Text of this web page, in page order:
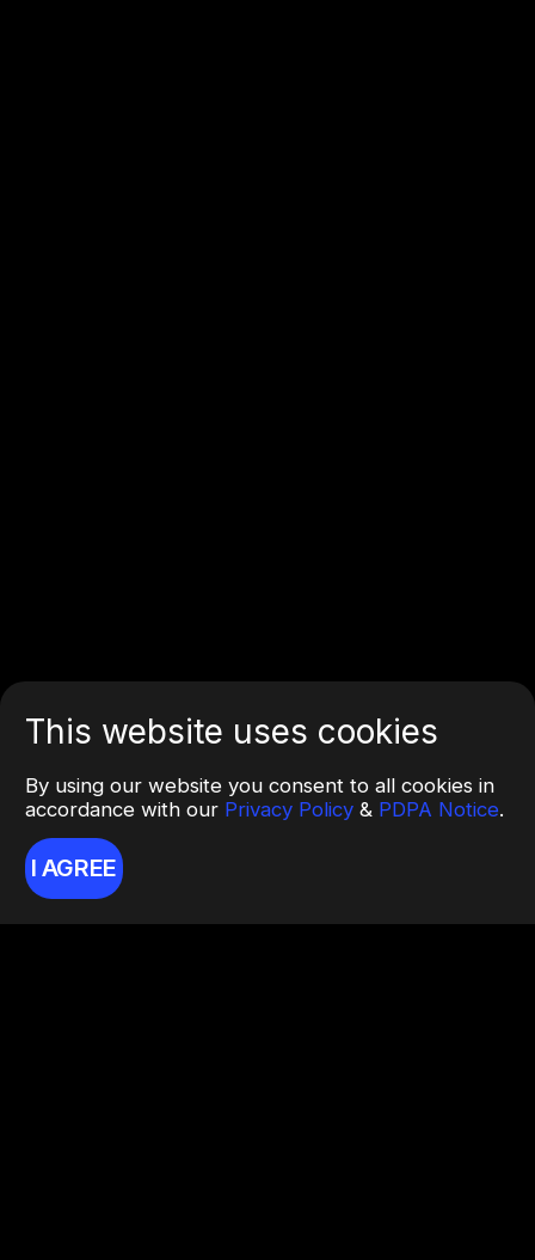
This website uses cookies
By using our website you consent to all cookies in
accordance with our Privacy Policy & PDPA Notice.
I AGREE